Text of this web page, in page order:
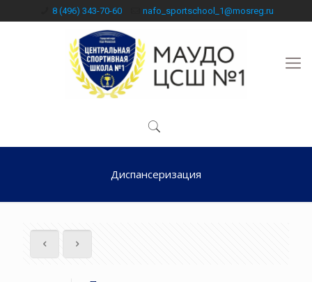
8 (496) 343-70-60 nafo_sportschool_1@mosreg.ru
Диспансеризация